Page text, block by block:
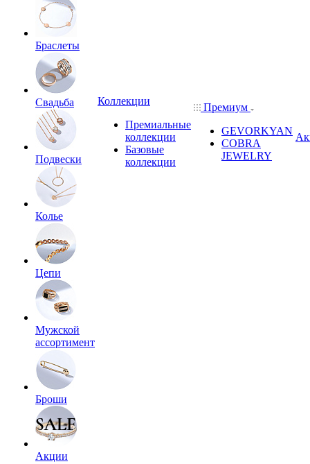
Браслеты
Свадьба
Подвески
Колье
Цепи
Мужской
ассортимент
Броши
Акции
Коллекции
Премиальные
коллекции
Базовые
коллекции
Премиум
GEVORKYAN
COBRA
JEWELRY